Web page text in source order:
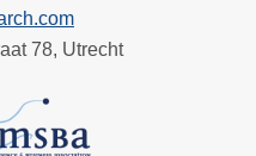
78, Utrecht